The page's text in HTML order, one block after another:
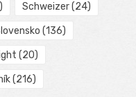
Schweizer(24)
(136)
(20)
(216)